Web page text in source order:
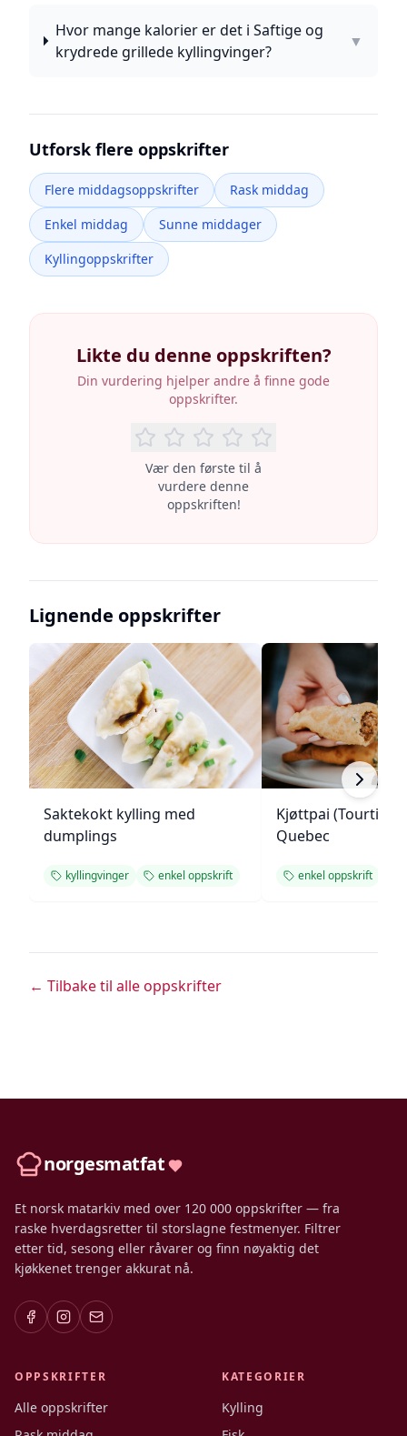
Hvor mange kalorier er det i Saftige og
krydrede grillede kyllingvinger?
▼
Utforsk flere oppskrifter
Flere middagsoppskrifter
Rask middag
Enkel middag
Sunne middager
Kyllingoppskrifter
Likte du denne oppskriften?
Din vurdering hjelper andre å finne gode
oppskrifter.
Vær den første til å
vurdere denne
oppskriften!
Lignende oppskrifter
Saktekokt kylling med
dumplings
kyllingvinger enkel oppskrift
Kjøttpai
Quebec
enkel oppskrift
← Tilbake til alle oppskrifter
norgesmatfat
Et norsk matarkiv med over 120 000 oppskrifter — fra
raske hverdagsretter til storslagne festmenyer. Filtrer
etter tid, sesong eller råvarer og finn nøyaktig det
kjøkkenet trenger akkurat nå.
OPPSKRIFTER
Alle oppskrifter
KATEGORIER
Kylling